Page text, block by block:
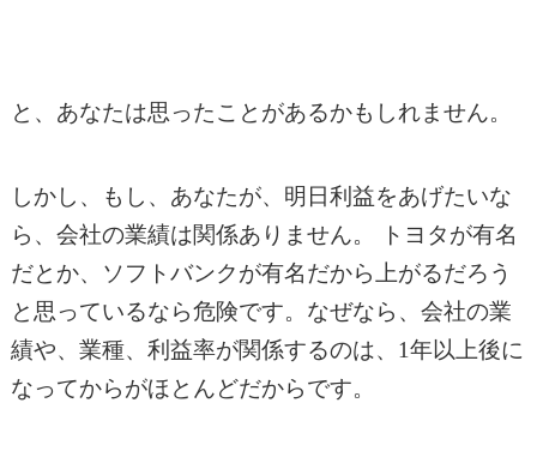
と、あなたは思ったことがあるかもしれません。
しかし、もし、あなたが、明日利益をあげたいな
ら、会社の業績は関係ありません。 トヨタが有名
だとか、ソフトバンクが有名だから上がるだろう
と思っているなら危険です。なぜなら、会社の業
績や、業種、利益率が関係するのは、1年以上後に
なってからがほとんどだからです。